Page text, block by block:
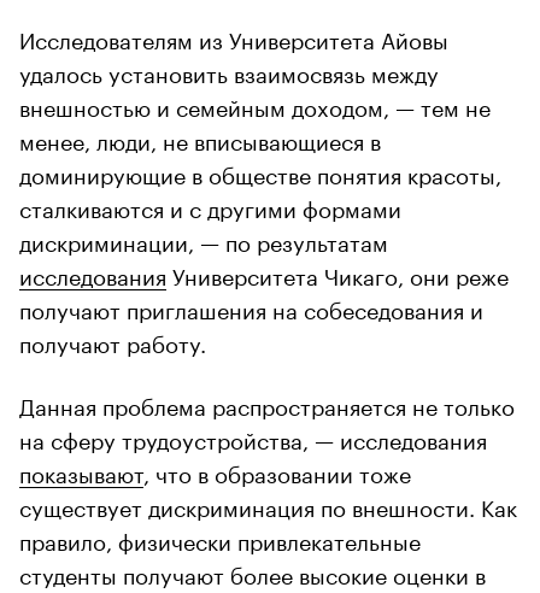
Исследователям из Университета Айовы
удалось установить взаимосвязь между
внешностью и семейным доходом, — тем не
менее, люди, не вписывающиеся в
доминирующие в обществе понятия красоты,
сталкиваются и с другими формами
дискриминации, — по результатам
исследования Университета Чикаго, они реже
получают приглашения на собеседования и
получают работу.
Данная проблема распространяется не только
на сферу трудоустройства, — исследования
показывают, что в образовании тоже
существует дискриминация по внешности. Как
правило, физически привлекательные
студенты получают более высокие оценки в